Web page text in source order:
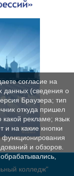
колледж"
согласие на
данных (сведения о
Браузера; тип
откуда пришел
какой рекламе; язык
и на какие кнопки
функционирования
и обзоров.